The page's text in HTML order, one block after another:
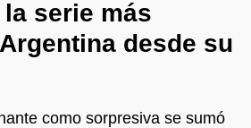
serie más
desde su
como sorpresiva se sumó